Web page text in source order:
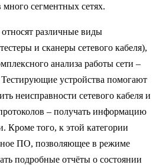
сегментных сетях.
различные виды
и сканеры сетевого кабеля),
анализа работы сети –
устройства помогают
неисправности сетевого кабеля и
– получать информацию
Кроме того, к этой категории
ПО, позволяющее в режиме
подробные отчёты о состоянии